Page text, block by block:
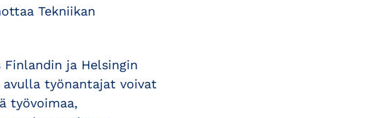
Tekniikan
ja Helsingin
työnantajat voivat
työvoimaa,